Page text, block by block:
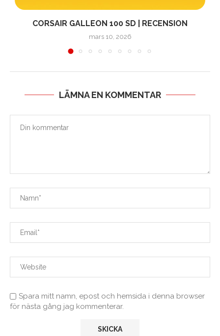
CORSAIR GALLEON 100 SD | RECENSION
mars 10, 2026
LÄMNA EN KOMMENTAR
Spara mitt namn, epost och hemsida i denna browser
för nästa gång jag kommenterar.